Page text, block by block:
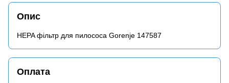
Опис
HEPA фільтр для пилососа Gorenje 147587
Оплата